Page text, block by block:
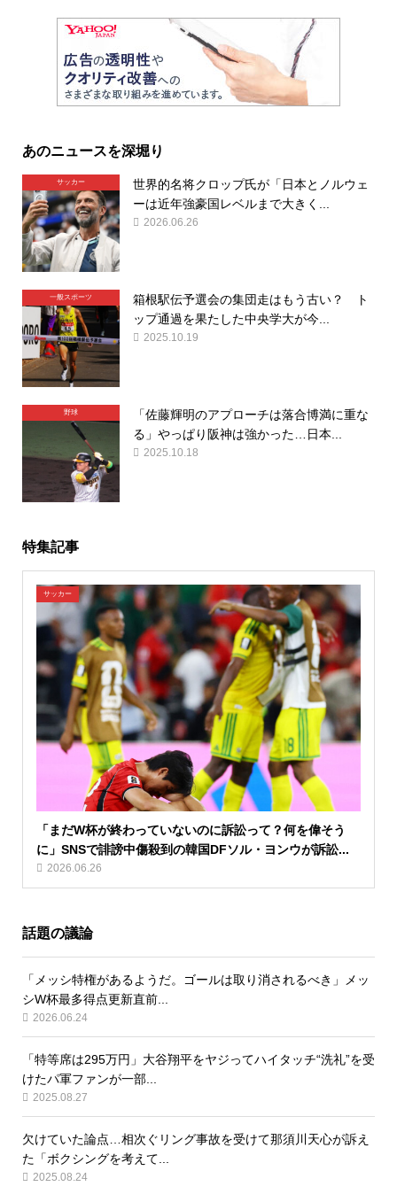
あのニュースを深堀り
サッカー
世界的名将クロップ氏が「日本とノルウェ
ーは近年強豪国レベルまで大きく...
2026.06.26
一般スポーツ
箱根駅伝予選会の集団走はもう古い？ ト
ップ通過を果たした中央学大が今...
2025.10.19
野球
「佐藤輝明のアプローチは落合博満に重な
る」やっぱり阪神は強かった…日本...
2025.10.18
特集記事
サッカー
「まだW杯が終わっていないのに訴訟って？何を偉そう
に」SNSで誹謗中傷殺到の韓国DFソル・ヨンウが訴訟...
2026.06.26
話題の議論
「メッシ特権があるようだ。ゴールは取り消されるべき」メッ
シW杯最多得点更新直前...
2026.06.24
「特等席は295万円」大谷翔平をヤジってハイタッチ“洗礼”を受
けたパ軍ファンが一部...
2025.08.27
欠けていた論点…相次ぐリング事故を受けて那須川天心が訴え
た「ボクシングを考えて...
2025.08.24